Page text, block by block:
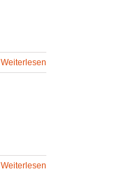
Weiterlesen
Weiterlesen